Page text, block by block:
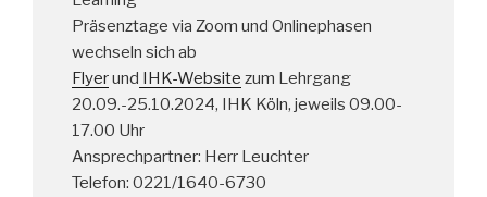
Präsenztage via Zoom und Onlinephasen
wechseln sich ab
Flyerund IHK-Website zum Lehrgang
20.09.-25.10.2024, IHK Köln, jeweils 09.00-
17.00 Uhr
Ansprechpartner: Herr Leuchter
Telefon: 0221/1640-6730